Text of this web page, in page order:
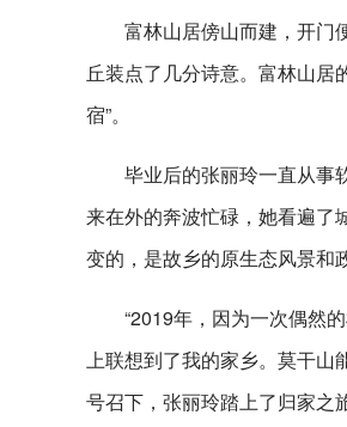
富林山居傍山而建，开门
丘装点了几分诗意。富林山居
宿”。
毕业后的张丽玲一直从事
来在外的奔波忙碌，她看遍了
变的，是故乡的原生态风景和
“2019年，因为一次偶然
上联想到了我的家乡。莫干山
号召下，张丽玲踏上了归家之